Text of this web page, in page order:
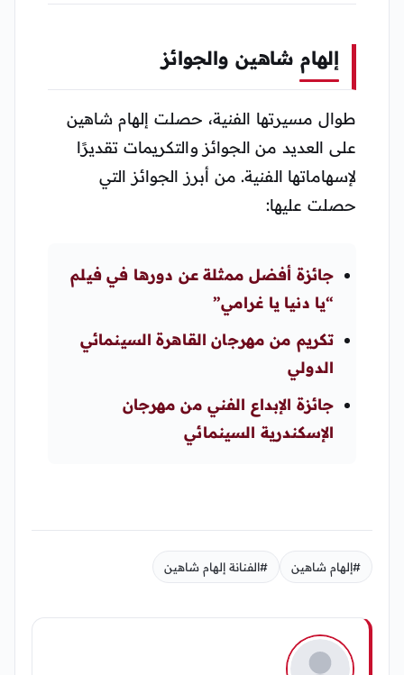
إلهام شاهين والجوائز
طوال مسيرتها الفنية، حصلت إلهام شاهين
على العديد من الجوائز والتكريمات تقديرًا
لإسهاماتها الفنية. من أبرز الجوائز التي
حصلت عليها:
جائزة أفضل ممثلة عن دورها في فيلم
“يا دنيا يا غرامي”
تكريم من مهرجان القاهرة السينمائي
الدولي
جائزة الإبداع الفني من مهرجان
الإسكندرية السينمائي
#إلهام شاهين #الفنانة إلهام شاهين